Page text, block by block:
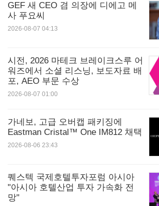
GEF 새 CEO 겸 의장에 디에고 메
사 푸요씨
2026-08-07 04:13
시전, 2026 마테크 브레이크스루 어
워즈에서 소셜 리스닝, 보도자료 배
포, AEO 부문 수상
2026-08-07 01:00
가네보, 고급 오버캡 패키징에
Eastman Cristal™ One IM812 채택
2026-08-06 23:43
퀘스텍 국제호텔투자포럼 아시아
"아시아 호텔산업 투자 가속화 전
망"